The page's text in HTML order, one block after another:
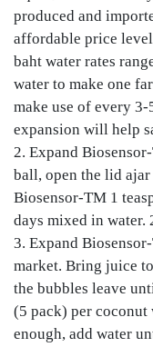
produced and
affordable price
baht water rates
water to make one
make use of every 3-
expansion will help
2. Expand
ball, open the lid
Biosensor-TM 1
days mixed in water.
3. Expand
market. Bring juice
the bubbles leave
(5 pack) per
enough, add water